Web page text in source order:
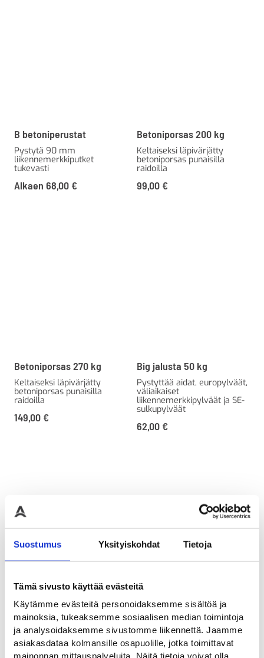
Suostumus Yksityiskohdat Tietoja
Tämä sivusto käyttää evästeitä
Käytämme evästeitä personoidaksemme sisältöä ja
mainoksia, tukeaksemme sosiaalisen median toimintoja
ja analysoidaksemme sivustomme liikennettä. Jaamme
asiakasdataa kolmansille osapuolille, jotka toimittavat
mainonnan mittauspalveluita. Näitä tietoja voivat olla
B betoniperustat
Pystytä 90 mm
liikennemerkkiputket
tukevasti
Alkaen 68,00 €
Betoniporsas 200 kg
Keltaiseksi läpivärjätty
betoniporsas punaisilla
raidoilla
99,00 €
Betoniporsas 270 kg
Keltaiseksi läpivärjätty
betoniporsas punaisilla
raidoilla
149,00 €
Big jalusta 50 kg
Pystyttää aidat, europylväät,
väliaikaiset
liikennemerkkipylväät ja SE-
sulkupylväät
62,00 €
Ecophalt asfaltin
paikkausmassa
Kuumennettava paikkausaine
asfaltille, kivelle ja betonille
Harmaa betoniporsas
500kg
Harmaa maalaamaton
betoniporsas 90mm putkelle